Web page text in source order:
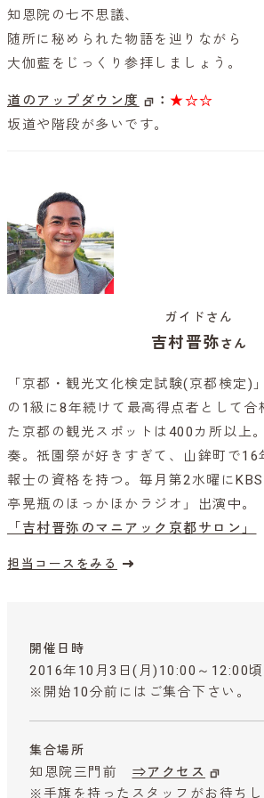
知恩院の七不思議、
随所に秘められた物語を辿りながら
大伽藍をじっくり参拝しましょう。
道のアップダウン度 ： ★☆☆
坂道や階段が多いです。
ガイドさん
吉村晋弥さん
「京都・観光文化検定試験(京都検定)
の1級に8年続けて最高得点者として合
た京都の観光スポットは400カ所以上
奏。祇園祭が好きすぎて、山鉾町で16
報士の資格を持つ。毎月第2水曜に
亭晃瓶のほっかほかラジオ」出演中。
「吉村晋弥のマニアック京都サロン」
担当コースをみる
開催日時
2016年10月3日(月)10:00～12:00頃
※開始10分前にはご集合下さい。
集合場所
知恩院三門前 ⇒アクセス
※手旗を持ったスタッフがお待ちし